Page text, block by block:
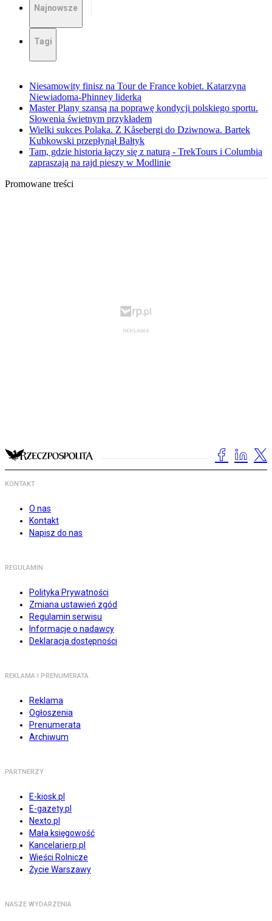
Najnowsze
Tagi
Niesamowity finisz na Tour de France kobiet. Katarzyna
Niewiadoma-Phinney liderką
Master Plany szansą na poprawę kondycji polskiego sportu.
Słowenia świetnym przykładem
Wielki sukces Polaka. Z Kåsebergi do Dziwnowa. Bartek
Kubkowski przepłynął Bałtyk
Tam, gdzie historia łączy się z naturą - TrekTours i Columbia
zapraszają na rajd pieszy w Modlinie
Promowane treści
KONTAKT
O nas
Kontakt
Napisz do nas
REGULAMIN
Polityka Prywatności
Zmiana ustawień zgód
Regulamin serwisu
Informacje o nadawcy
Deklaracja dostępności
REKLAMA I PRENUMERATA
Reklama
Ogłoszenia
Prenumerata
Archiwum
PARTNERZY
E-kiosk.pl
E-gazety.pl
Nexto.pl
Mała księgowość
Kancelarierp.pl
Wieści Rolnicze
Życie Warszawy
NASZE WYDARZENIA